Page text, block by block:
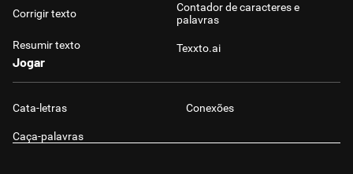
Corrigir texto
Resumir texto
Contador de caracteres e
palavras
Texxto.ai
Jogar
Cata-letras Conexões
Caça-palavras